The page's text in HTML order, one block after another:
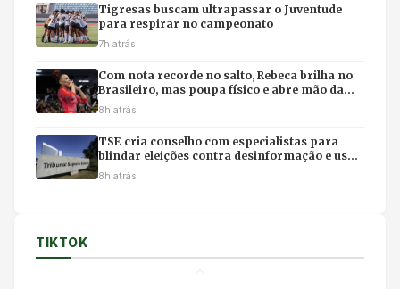
Tigresas buscam ultrapassar o Juventude
para respirar no campeonato
7h atrás
Com nota recorde no salto, Rebeca brilha no
Brasileiro, mas poupa físico e abre mão da
final individual
8h atrás
TSE cria conselho com especialistas para
blindar eleições contra desinformação e uso
ilícito de IA
8h atrás
TIKTOK